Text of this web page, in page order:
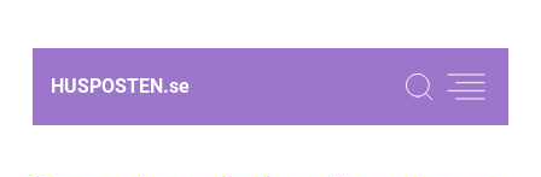
HUSPOSTEN.se